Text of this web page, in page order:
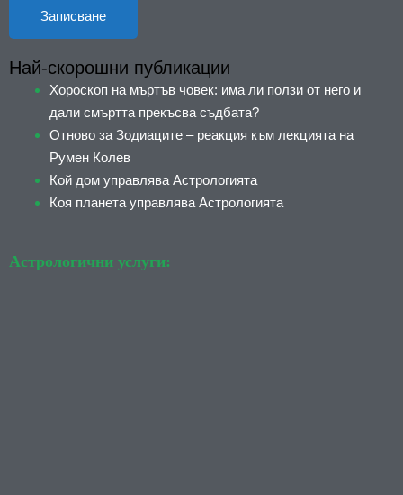
Най-скорошни публикации
Хороскоп на мъртъв човек: има ли ползи от него и
дали смъртта прекъсва съдбата?
Отново за Зодиаците – реакция към лекцията на
Румен Колев
Кой дом управлява Астрологията
Коя планета управлява Астрологията
Астрологични услуги: